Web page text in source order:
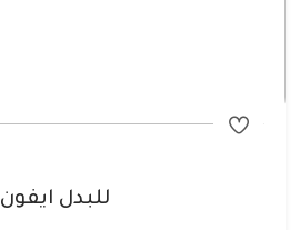
للبدل ايفون 11 ب ايفون اكس